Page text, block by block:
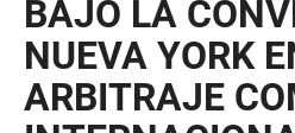
BAJO LA
NUEVA YORK
ARBITRAJE